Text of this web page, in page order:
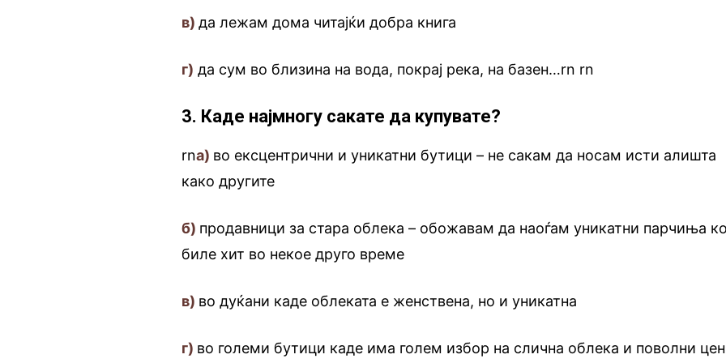
в)да лежам дома читајќи добра книга
г) да сум во близина на вода, покрај река, на базен…rn rn
3. Каде најмногу сакате да купувате?
rnа) во ексцентрични и уникатни бутици – не сакам да носам исти алишта
како другите
б) продавници за стара облека – обожавам да наоѓам уникатни парчиња
биле хит во некое друго време
в) во дуќани каде облеката е женствена, но и уникатна
г) во големи бутици каде има голем избор на слична облека и поволни